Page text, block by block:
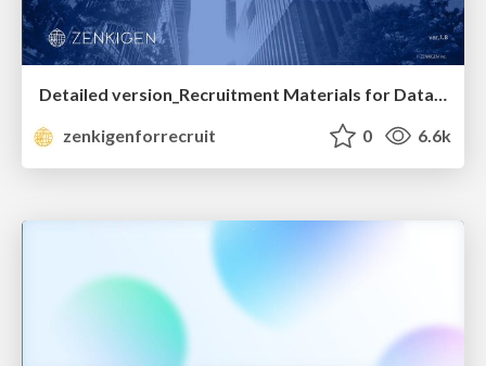
Detailed version_Recruitment Materials for Data Scientists
zenkigenforrecruit
0 6.6k